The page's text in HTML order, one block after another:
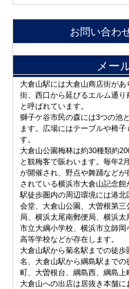
お問い合わ
メー
大倉山駅には大倉山商店街が
街、西口から延びるエルム通
と呼ばれています。
獅子ケ谷市民の森には3つの池
ます。広場にはテーブルや椅
す。
大倉山公園梅林は約30種類約
と観梅客で賑わいます。毎年2
が開催され、野点や舞踊など
されている横浜市大倉山記念館
駅徒歩圏内の周辺環境には港
会堂、大倉山公園、大曽根第
局、横浜太尾南郵便局、横浜
市立大綱小学校、横浜市立師
高等学校などが存在します。
大倉山駅から菊名駅までの徒
名、大倉山駅から綱島駅まで
町、大曽根台、綱島西、綱島上
大倉山への出店は居抜き本舗に